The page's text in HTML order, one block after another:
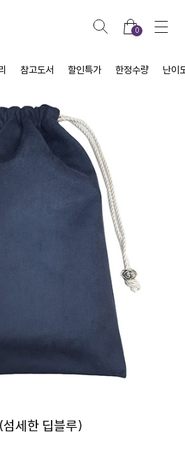
0
참고도서 할인특가 한정수량 난이
세한 딥블루)